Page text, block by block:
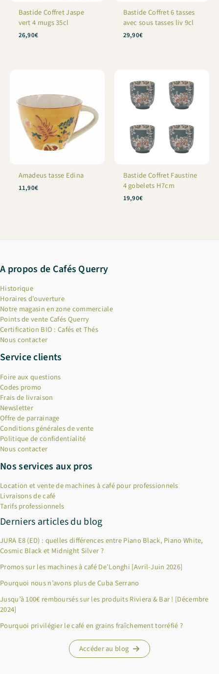
Bastide Coffret Jaspe
vert 4 mugs 35cl
26,90€
Bastide Coffret 6 tasses
avec sous tasses liv 9cl
29,90€
Amadeus tasse Edina
11,90€
Bastide Coffret Faustine
4 gobelets H7cm
19,90€
A propos de Cafés Querry
Historique
Horaires d’ouverture
Notre magasin en zone commerciale
Points de vente Cafés Querry
Certification BIO : Cafés et Thés
Nous contacter
Service clients
Foire aux questions
Codes promo
Frais de livraison
Newsletter
Offre de parrainage
Conditions générales de vente
Politique de confidentialité
Nous contacter
Nos services aux pros
Location et vente de machines à café pour professionnels
Livraisons de café
Tarifs professionnels
Derniers articles du blog
JURA E8 (ED) : quelles différences entre Piano Black, Piano White,
Cosmic Black et Midnight Silver ?
Promos sur les machines à café De’Longhi [Avril-Juin 2026]
Pourquoi nous n’avons plus de Cuba Serrano
Jusqu’à 100€ remboursés sur les produits Riviera & Bar ! [Décembre
2024]
Pourquoi privilégier le café en grains fraîchement torréfié ?
Accéder au blog
Bienvenue chez Cafés Querry !